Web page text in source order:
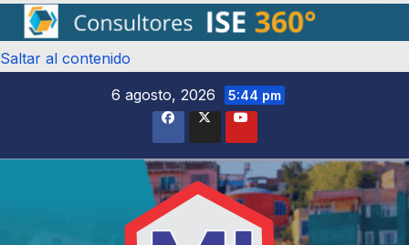
Saltar al contenido
6 agosto, 2026
5:44 pm